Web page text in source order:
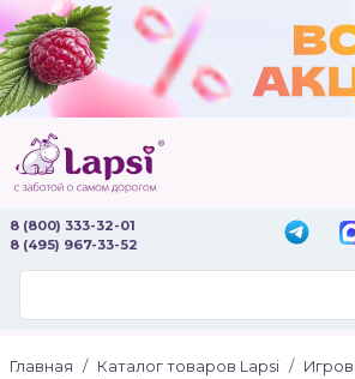
8 (800) 333-32-01
8 (495) 967-33-52
Главная Каталог товаров Lapsi